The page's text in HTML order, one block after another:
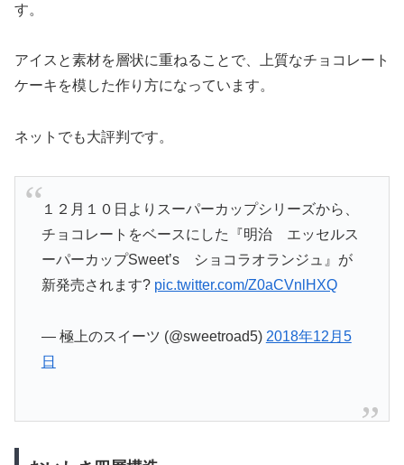
す。
アイスと素材を層状に重ねることで、上質なチョコレート
ケーキを模した作り方になっています。
ネットでも大評判です。
１２月１０日よりスーパーカップシリーズから、
チョコレートをベースにした『明治 エッセルス
ーパーカップSweet’s ショコラオランジュ』が
新発売されます? pic.twitter.com/Z0aCVnlHXQ
— 極上のスイーツ (@sweetroad5) 2018年12月5
日